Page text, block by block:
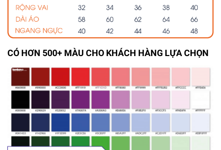
CÓ HƠN 500+ MÀU CHO KHÁCH HÀNG LỰA CHỌN